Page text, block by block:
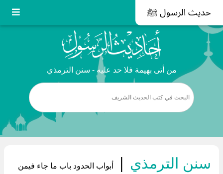
حديث الرسول ﷺ
من أتى بهيمة فلا حد عليه - سنن الترمذي
سنن الترمذي |
أبواب الحدود باب ما جاء فيمن